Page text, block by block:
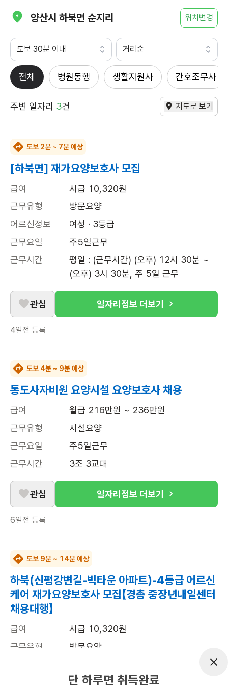
양산시 하북면 순지리 위치변경
도보 30분 이내 거리순
전체 병원동행 생활지원사 간호조무사
주변 일자리 3건 지도로 보기
도보 2분 ~ 7분 예상
[하북면] 재가요양보호사 모집
급여
시급 10,320원
근무유형
방문요양
어르신정보
여성 · 3등급
근무요일
주5일근무
근무시간
평일 : (근무시간) (오후) 12시 30분 ~
(오후) 3시 30분, 주 5일 근무
관심 일자리정보 더보기
4일전 등록
도보 4분 ~ 9분 예상
통도사자비원 요양시설 요양보호사 채용
급여
월급 216만원 ~ 236만원
근무유형
시설요양
근무요일
주5일근무
근무시간
3조 3교대
관심 일자리정보 더보기
6일전 등록
도보 9분 ~ 14분 예상
하북(신평강변길-빅타운 아파트)-4등급 어르신
케어 재가요양보호사 모집【경총 중장년내일센터
채용대행】
급여
시급 10,320원
근무유형
방문요양
주5일근무
단 하루면 취득완료